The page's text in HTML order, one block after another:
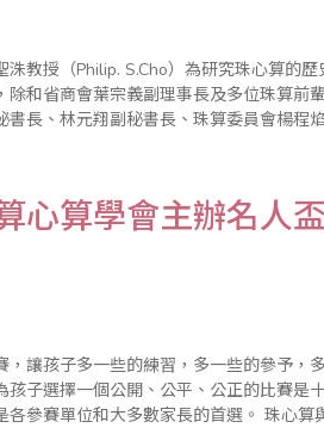
洙教授（Philip. S.Cho）為研究珠心算的
除和省商會葉宗義副理事長及多位珠算前
書長、林元翔副秘書長、珠算委員會楊程
心算學會主辦名人
，讓孩子多一些的練習，多一些的參予，
孩子選擇一個公開、公平、公正的比賽是
家長的首選。 珠心算與數學的聯結是必要的需求，學習珠心算除增